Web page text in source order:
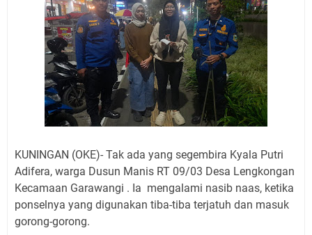
Agenda Kegiatan Bupati, Wabup dan Sekda Kuningan
Rabu 5 Agustus 2026 Masing-masing Dua Acara
Ini Lokasi Samling Kuningan Rabu 5 Agustus 2026
Uniku Jadi Tuan Rumah Pendampingan Penyusunan
Dokumen SPMI
Sudahkah Kita Merdeka Dari Hawa Nafsu?
KUNINGAN (OKE)- Tak ada yang segembira Kyala Putri
Adifera, warga Dusun Manis RT 09/03 Desa Lengkongan
Kecamaan Garawangi . Ia mengalami nasib naas, ketika
ponselnya yang digunakan tiba-tiba terjatuh dan masuk
gorong-gorong.